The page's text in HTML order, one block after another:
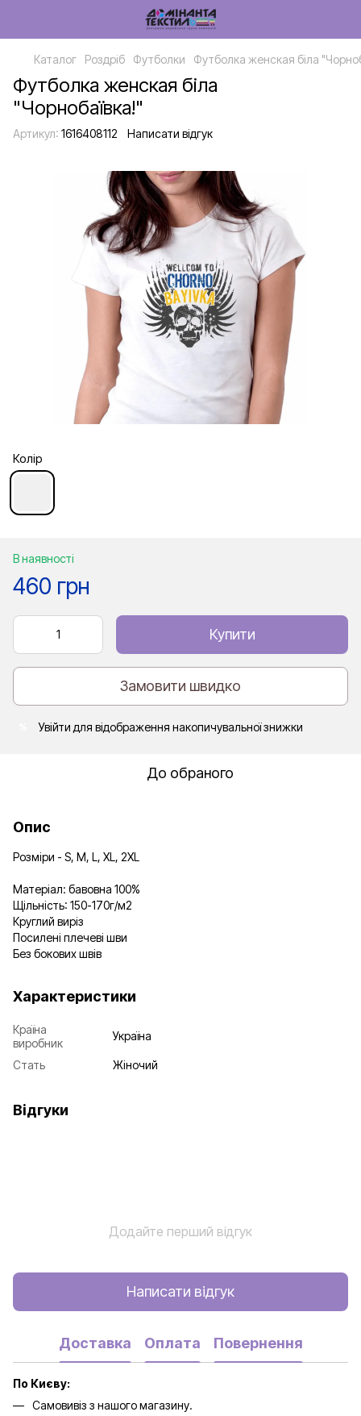
Каталог Роздріб Футболки Футболка женская біла
Футболка женская біла
"Чорнобаївка!"
Артикул: 1616408112 Написати відгук
Колір
В наявності
460 грн
Купити
Замовити швидко
Увійти для відображення накопичувальної знижки
До обраного
Опис
Розміри - S, M, L, XL, 2XL
Матеріал: бавовна 100%
Щільність: 150-170г/м2
Круглий виріз
Посилені плечеві шви
Без бокових швів
Характеристики
Країна
виробник
Україна
Стать Жіночий
Відгуки
Додайте перший відгук
Написати відгук
Доставка Оплата Повернення
По Києву:
Самовивіз з нашого магазину.